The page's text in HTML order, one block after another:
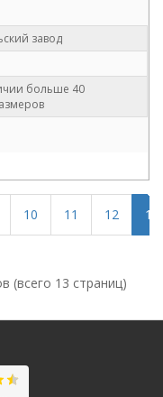
завод
больше 40
10 11 12 13
(всего 13 страниц)